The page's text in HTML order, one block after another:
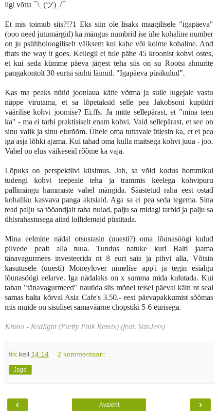
ligi võtta ¯\_(ツ)_/¯
Et mis toimub siis?!?1 Eks siin ole lisaks maagilisele "igapäeva"
(ooo need jutumärgid) ka mängus numbrid ise ühe kohaline number
on ju psühholoogiliselt väiksem kui kahe või kolme kohaline. And
thats the way it goes. Kellegil ei tule pähe 45 kroonist kohvi ostes,
et kui seda kümme päeva järjest teha siis on su Rootsi ahnurite
pangakontolt 30 eurtsi siuhti läinud. "Igapäeva püsikulud".
Kas ma peaks nüüd joonlaua kätte võtma ja sulle lugejale vastu
näppe virutama, et sa lõpetaksid selle pea Jakobsoni kupüüri
väärilise kohvi joomise? Ei,ffs. Ja mitte sellepärast, et "mina teen
ka" - ma ei tarbi praktisiselt enam kohvi. Vaid sellepärast, et see on
sinu valik ja sinu elurõõm. Ühele oma tuttavale ütlesin ka, et ei pea
iga asja lõhki ajama. Kui tahad oma kulla maitsega kohvi juua - joo.
Vahel on elus väikeseid rõõme ka vaja.
Lõpuks on perspektiivi küsimus. Jah, sa võid kodus hommikul
tudengi kohvi teepeale teha ja trammis keelega kohvipuru
pallimängu hammaste vahel mängida. Säästetud raha eest ostad
kohaliku kasvava panga aktsiaid. Aga sa ei pea seda tegema. Sina
tead palju sa tööandjalt raha nuiad, palju sa midagi tarbid ja palju sa
ühisrahastusega aitad lollidemaid püstitada.
Mina eelmine nädal otsustasin (uuesti?) oma lõunasöögi kulud
pilvede pealt alla tuua. Tundus natuke kuri Balti jaama
tänavagurmees investeerida nt 8 euri saia ja pihvi alla. Võtsin
kasutusele (uuesti) Moneylover nimelise app'i ja tegin esialgu
lõunasöögi eelarve. Iga nädalaks on x summa mida kulutada. Kui
tahan "tänavagurmeed" nautida siis mõnel teisel päeval käin nt seal
samas balta kõrval Asia Cafe's 3.50.- eest päevapakkumist sõõmas
mis muide on sisuliset samaväärne chopstiki 5-6 eurisega.
Krono - Redlight (Pretty Pink Remix) (feat. VanJess)
filx kell 14:14 2 kommentaari:
Jaga
‹ ›
Avaleht